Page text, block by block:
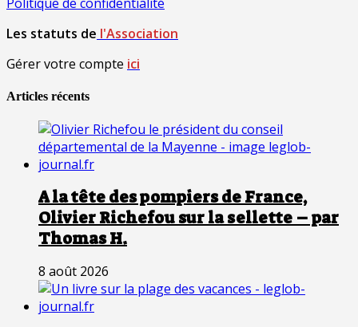
Les statuts de l'Association
Gérer votre compte ici
Articles récents
A la tête des pompiers de France,
Olivier Richefou sur la sellette – par
Thomas H.
8 août 2026